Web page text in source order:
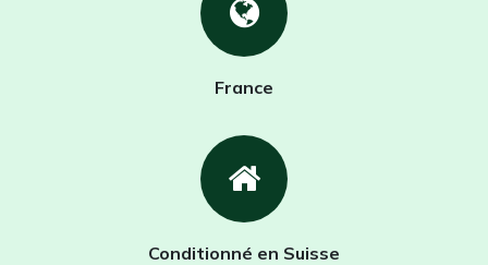
France
Conditionné en Suisse